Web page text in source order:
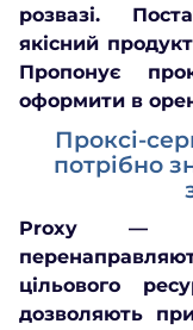
розвазі.
якісний
Пропонує
оформити в
Проксі-
потрібно
Proxy —
цільового
дозволяють